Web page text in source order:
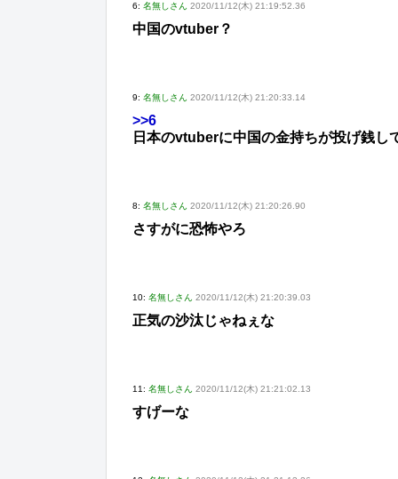
6: 名無しさん 2020/11/12(木) 21:19:52.36
中国のvtuber？
9: 名無しさん 2020/11/12(木) 21:20:33.14
>>6
日本のvtuberに中国の金持ちが投げ銭し
8: 名無しさん 2020/11/12(木) 21:20:26.90
さすがに恐怖やろ
10: 名無しさん 2020/11/12(木) 21:20:39.03
正気の沙汰じゃねぇな
11: 名無しさん 2020/11/12(木) 21:21:02.13
すげーな